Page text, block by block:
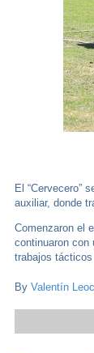
El “Cervecero”
auxiliar, donde
Comenzaron el
continuaron con
trabajos
By Valentín